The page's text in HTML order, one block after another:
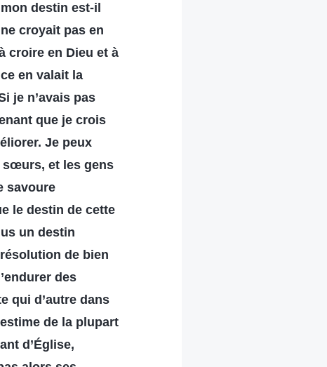
destin est-il
croyait pas en
croire en Dieu et à
en valait la
je n’avais pas
que je crois
Je peux
sœurs, et les gens
savoure
le destin de cette
un destin
de bien
des
qui d’autre dans
de la plupart
d’Église,